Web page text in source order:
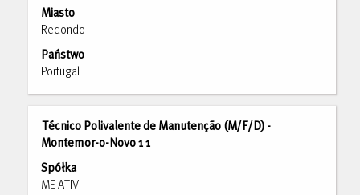
Miasto
Redondo
Państwo
Portugal
wyświetlić
pełną
treść
danych
oferty
pracy.
Tytuł
Técnico Polivalente de Manutenção (M/F/D) -
Montemor-o-Novo 1 1
Spółka
ME ATIV
Zaznacz
za
pomocą
spacji,